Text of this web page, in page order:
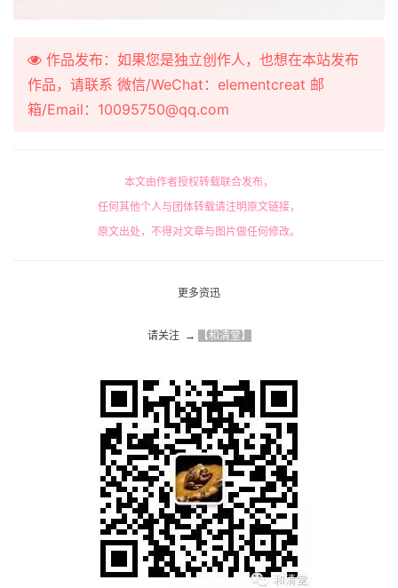
作品发布：如果您是独立创作人，也想在本站发布
作品，请联系 微信/WeChat：elementcreat 邮
箱/Email：10095750@qq.com
本文由作者授权转载联合发布，
任何其他个人与团体转载请注明原文链接，
原文出处，不得对文章与图片做任何修改。
更多资迅
请关注  → 【和清堂】